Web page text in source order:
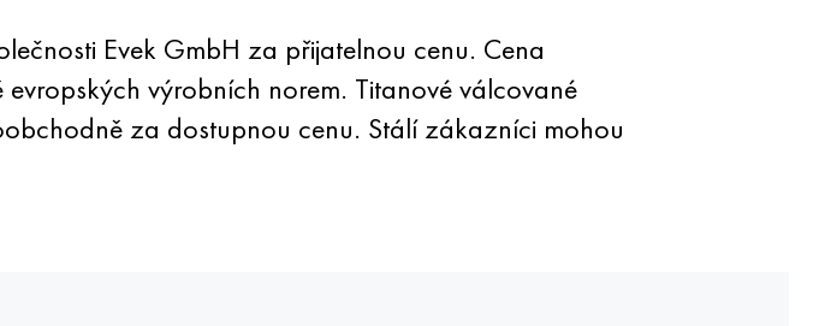
Evek GmbH za přijatelnou cenu. Cena
výrobních norem. Titanové válcované
za dostupnou cenu. Stálí zákazníci mohou